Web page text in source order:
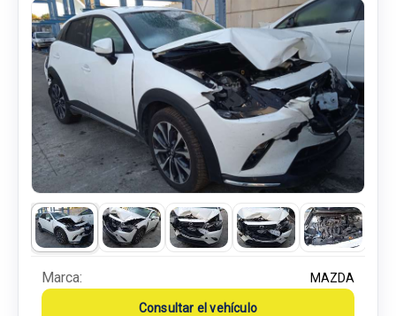
Marca: MAZDA
Consultar el vehículo